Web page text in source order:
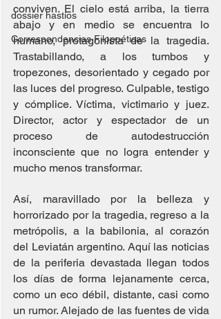
dossier hastíos
Correspondencias Filopoéticas
conviven. El cielo está arriba, la tierra
abajo y en medio se encuentra lo
humano, protagonista de la tragedia.
Trastabillando, a los tumbos y
tropezones, desorientado y cegado por
las luces del progreso. Culpable, testigo
y cómplice. Víctima, victimario y juez.
Director, actor y espectador de un
proceso de autodestrucción
inconsciente que no logra entender y
mucho menos transformar.
Así, maravillado por la belleza y
horrorizado por la tragedia, regreso a la
metrópolis, a la babilonia, al corazón
del Leviatán argentino. Aquí las noticias
de la periferia devastada llegan todos
los días de forma lejanamente cerca,
como un eco débil, distante, casi como
un rumor. Alejado de las fuentes de vida